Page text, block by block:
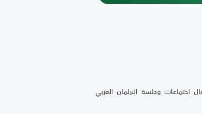
اجتماعات وجلسة البرلمان العربي